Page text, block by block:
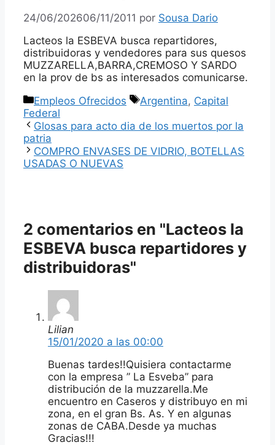
24/06/202606/11/2011 por Sousa Dario
Lacteos la ESBEVA busca repartidores,
distribuidoras y vendedores para sus quesos
MUZZARELLA,BARRA,CREMOSO Y SARDO
en la prov de bs as interesados comunicarse.
Categorías
Empleos Ofrecidos Etiquetas
Argentina, Capital
Federal
Glosas para acto dia de los muertos por la
patria
COMPRO ENVASES DE VIDRIO, BOTELLAS
USADAS O NUEVAS
2 comentarios en "Lacteos la
ESBEVA busca repartidores y
distribuidoras"
Lilian
15/01/2020 a las 00:00
Buenas tardes!!Quisiera contactarme
con la empresa ” La Esveba” para
distribución de la muzzarella.Me
encuentro en Caseros y distribuyo en mi
zona, en el gran Bs. As. Y en algunas
zonas de CABA.Desde ya muchas
Gracias!!!